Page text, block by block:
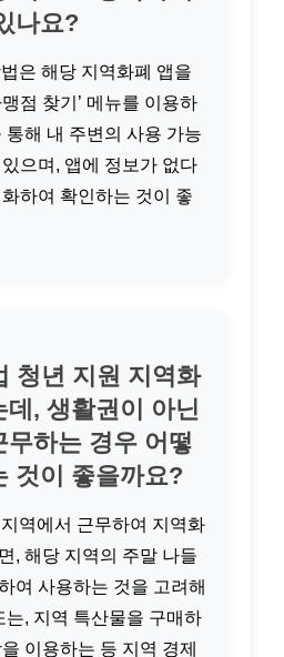
나요?
은 해당 지역화폐 앱을
점 찾기’ 메뉴를 이용하
통해 내 주변의 사용 가능
으며, 앱에 정보가 없다
하여 확인하는 것이 좋
청년 지원 지역화
데, 생활권이 아닌
무하는 경우 어떻
것이 좋을까요?
역에서 근무하여 지역화
, 해당 지역의 주말 나들
여 사용하는 것을 고려해
는, 지역 특산물을 구매하
이용하는 등 지역 경제